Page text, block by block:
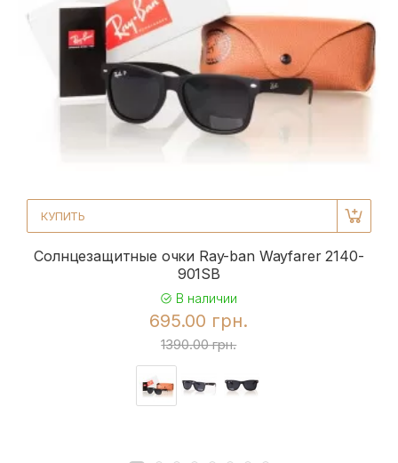
КУПИТЬ
Солнцезащитные очки Ray-ban Wayfarer 2140-
901SB
В наличии
695.00 грн.
1390.00 грн.